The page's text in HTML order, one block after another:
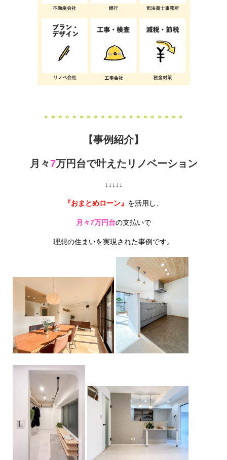
＊＊＊＊＊＊＊＊＊＊＊＊＊＊＊＊＊＊＊＊
【事例紹介】
月々7万円台で叶えたリノベーション
↓↓↓↓↓
『おまとめローン』 を活用し、
月々7万円台の支払いで
理想の住まいを実現された事例です。